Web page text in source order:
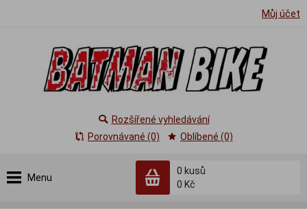
Můj účet
Menu
0 kusů
0 Kč
Rozšířené vyhledávání
Porovnávané (0)
Oblíbené (0)